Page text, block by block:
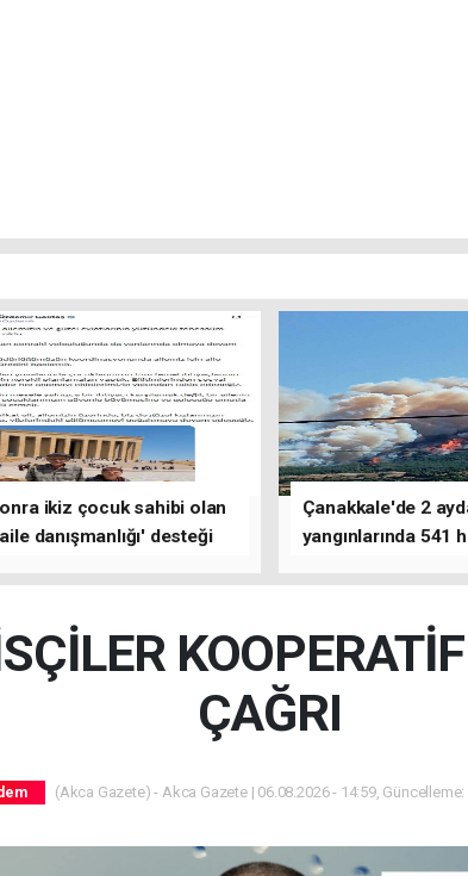
ikiz çocuk sahibi olan
danışmanlığı' desteği
Çanakkale'de 2
yangınlarında 541
ÇAĞRI
(Akca Gazete) - Akca Gazete | 06.08.2026 - 14:59, Güncelleme: